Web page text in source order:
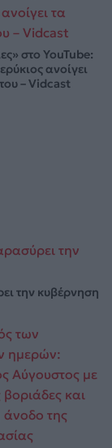
στο YouTube:
ανοίγει
– Vidcast
την κυβέρνηση